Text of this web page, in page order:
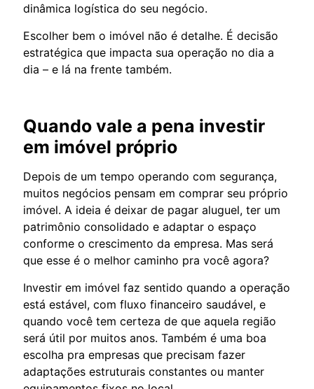
dinâmica logística do seu negócio.
Escolher bem o imóvel não é detalhe. É decisão
estratégica que impacta sua operação no dia a
dia – e lá na frente também.
Quando vale a pena investir
em imóvel próprio
Depois de um tempo operando com segurança,
muitos negócios pensam em comprar seu próprio
imóvel. A ideia é deixar de pagar aluguel, ter um
patrimônio consolidado e adaptar o espaço
conforme o crescimento da empresa. Mas será
que esse é o melhor caminho pra você agora?
Investir em imóvel faz sentido quando a operação
está estável, com fluxo financeiro saudável, e
quando você tem certeza de que aquela região
será útil por muitos anos. Também é uma boa
escolha pra empresas que precisam fazer
adaptações estruturais constantes ou manter